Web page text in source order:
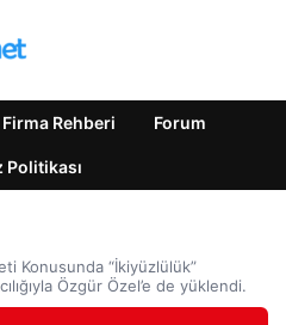
Firma Rehberi Forum
Politikası
Konusunda “İkiyüzlülük”
Özgür Özel’e de yüklendi.